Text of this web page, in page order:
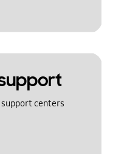
centers